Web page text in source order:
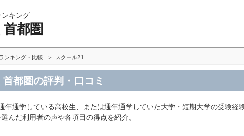
キング
都圏
ンキング・比較 スクール21
都圏の評判・口コミ
年通学している高校生、または通年通学していた大学・短期大学の受験経
んだ利用者の声や各項目の得点を紹介。